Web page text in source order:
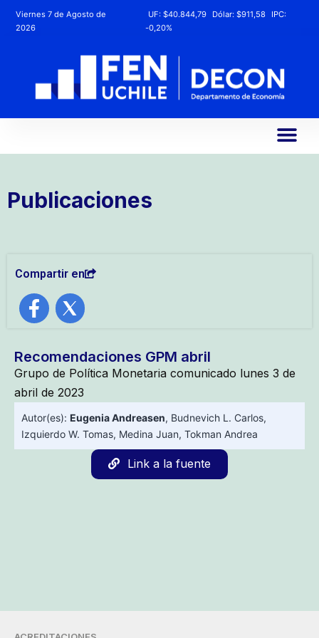
Viernes 7 de Agosto de
2026
UF:$40.844,79 Dólar:$911,58
IPC:
-0,20%
Publicaciones
Compartir en
Recomendaciones GPM abril
Grupo de Política Monetaria comunicado lunes 3 de
abril de 2023
Autor(es): Eugenia Andreasen, Budnevich L. Carlos,
Izquierdo W. Tomas, Medina Juan, Tokman Andrea
Link a la fuente